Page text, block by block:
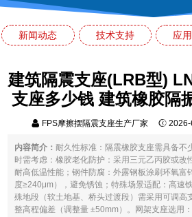
新闻动态 技术支持 应
建筑隔震支座(LRB型)
支座多少钱 建筑橡胶隔
FPS摩擦摆隔震支座生产厂家
内容简介：耐久性标准：隔震橡胶支座需具备不
时需考虑：橡胶老化防护：采用三元乙丙胶或改
耐高低温性能；钢件防腐：外露钢板涂刷环氧富
度≥240μm），避免锈蚀；特殊场景适配：高速
殊地段（软土地基、桥头过渡段）需采用可调高
整高程偏差（调整量 ±50mm）。网架支座选用：